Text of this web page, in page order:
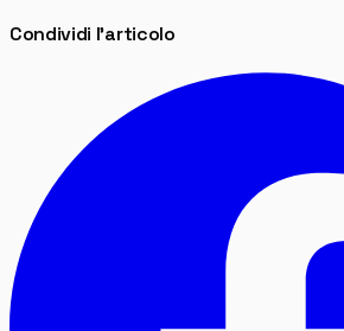
Condividi l'articolo